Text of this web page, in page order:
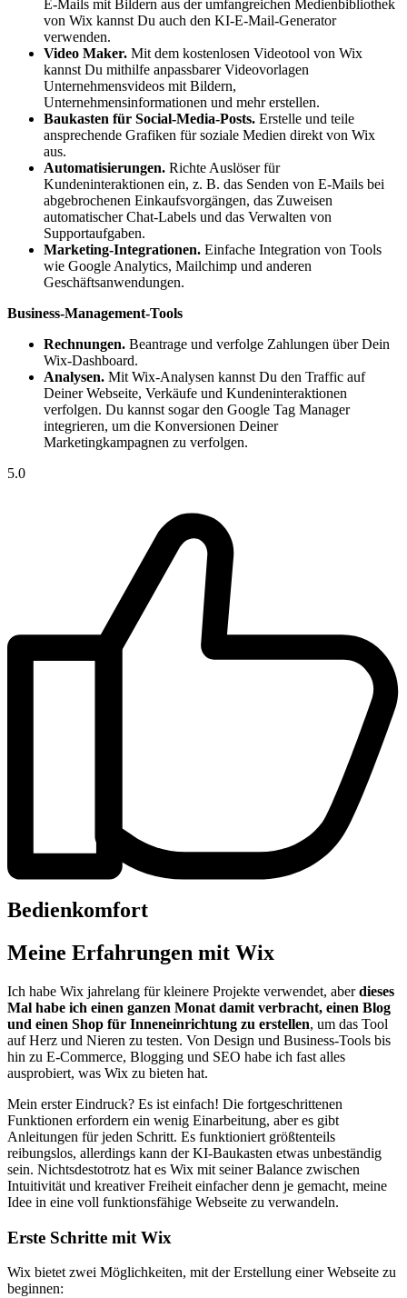
E-Mails mit Bildern aus der umfangreichen Medienbibliothek
von Wix kannst Du auch den KI-E-Mail-Generator
verwenden.
Video Maker. Mit dem kostenlosen Videotool von Wix
kannst Du mithilfe anpassbarer Videovorlagen
Unternehmensvideos mit Bildern,
Unternehmensinformationen und mehr erstellen.
Baukasten für Social-Media-Posts. Erstelle und teile
ansprechende Grafiken für soziale Medien direkt von Wix
aus.
Automatisierungen. Richte Auslöser für
Kundeninteraktionen ein, z. B. das Senden von E-Mails bei
abgebrochenen Einkaufsvorgängen, das Zuweisen
automatischer Chat-Labels und das Verwalten von
Supportaufgaben.
Marketing-Integrationen. Einfache Integration von Tools
wie Google Analytics, Mailchimp und anderen
Geschäftsanwendungen.
Business-Management-Tools
Rechnungen. Beantrage und verfolge Zahlungen über Dein
Wix-Dashboard.
Analysen. Mit Wix-Analysen kannst Du den Traffic auf
Deiner Webseite, Verkäufe und Kundeninteraktionen
verfolgen. Du kannst sogar den Google Tag Manager
integrieren, um die Konversionen Deiner
Marketingkampagnen zu verfolgen.
5.0
Bedienkomfort
Meine Erfahrungen mit Wix
Ich habe Wix jahrelang für kleinere Projekte verwendet, aberdieses
Mal habe ich einen ganzen Monat damit verbracht, einen Blog
und einen Shop für Inneneinrichtung zu erstellen, um das Tool
auf Herz und Nieren zu testen. Von Design und Business-Tools bis
hin zu E-Commerce, Blogging und SEO habe ich fast alles
ausprobiert, was Wix zu bieten hat.
Mein erster Eindruck? Es ist einfach! Die fortgeschrittenen
Funktionen erfordern ein wenig Einarbeitung, aber es gibt
Anleitungen für jeden Schritt. Es funktioniert größtenteils
reibungslos, allerdings kann der KI-Baukasten etwas unbeständig
sein. Nichtsdestotrotz hat es Wix mit seiner Balance zwischen
Intuitivität und kreativer Freiheit einfacher denn je gemacht, meine
Idee in eine voll funktionsfähige Webseite zu verwandeln.
Erste Schritte mit Wix
Wix bietet zwei Möglichkeiten, mit der Erstellung einer Webseite zu
beginnen: